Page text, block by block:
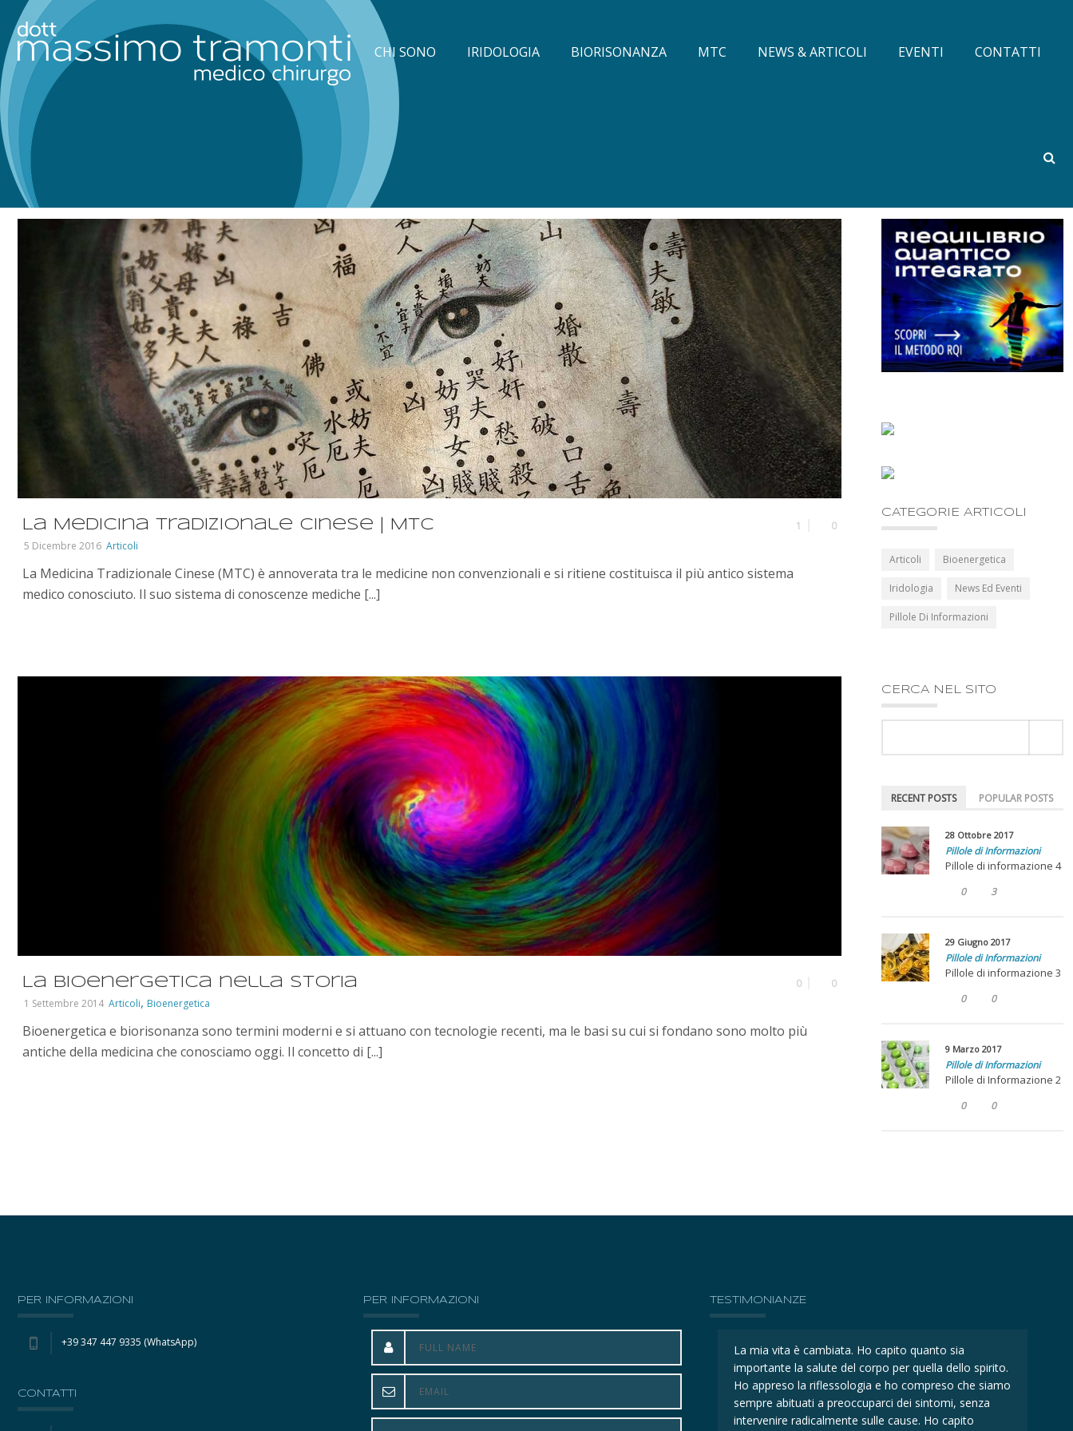
CHI SONO IRIDOLOGIA BIORISONANZA MTC NEWS & ARTICOLI EVENTI CONTATTI
Tag Archives for: "Organizzazione Mondiale della Sanità"
La Medicina Tradizionale Cinese | MTC 0
1
5 Dicembre 2016 Articoli
La Medicina Tradizionale Cinese (MTC) è annoverata tra le medicine non convenzionali e si ritiene costituisca il più antico sistema
medico conosciuto. Il suo sistema di conoscenze mediche [...]
La Bioenergetica nella Storia 0
0
1 Settembre 2014 Articoli, Bioenergetica
Bioenergetica e biorisonanza sono termini moderni e si attuano con tecnologie recenti, ma le basi su cui si fondano sono molto più
antiche della medicina che conosciamo oggi. Il concetto di [...]
CATEGORIE ARTICOLI
Articoli Bioenergetica
Iridologia News Ed Eventi
Pillole Di Informazioni
CERCA NEL SITO
RECENT POSTS POPULAR POSTS
28 Ottobre 2017
Pillole di Informazioni
Pillole di informazione 4
0 3
29 Giugno 2017
Pillole di Informazioni
Pillole di informazione 3
0 0
9 Marzo 2017
Pillole di Informazioni
Pillole di Informazione 2
0 0
PER INFORMAZIONI
+39 347 447 9335 (WhatsApp)
CONTATTI
PER INFORMAZIONI TESTIMONIANZE
La mia vita è cambiata. Ho capito quanto sia
importante la salute del corpo per quella dello spirito.
Ho appreso la riflessologia e ho compreso che siamo
intervenire radicalmente sulle cause. Ho capito
La mia vita è cambiata. Ho capito quanto sia
importante la salute del corpo per quella dello spirito.
Ho appreso la riflessologia e ho compreso che siamo
sempre abituati a preoccuparci dei sintomi, senza
intervenire radicalmente sulle cause. Ho capito